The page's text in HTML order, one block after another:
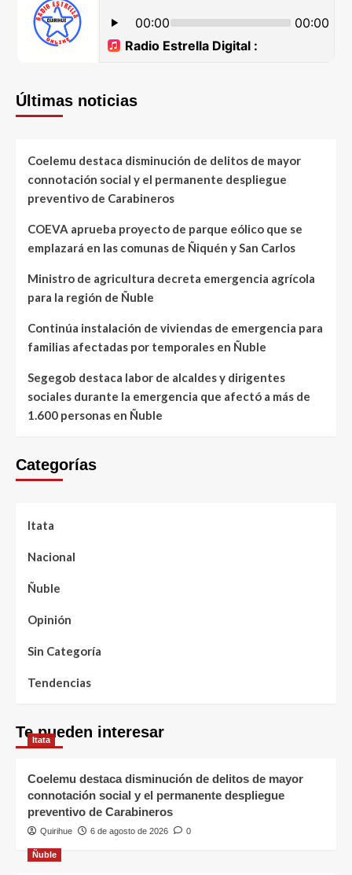
Últimas noticias
Coelemu destaca disminución de delitos de mayor
connotación social y el permanente despliegue
preventivo de Carabineros
COEVA aprueba proyecto de parque eólico que se
emplazará en las comunas de Ñiquén y San Carlos
Ministro de agricultura decreta emergencia agrícola
para la región de Ñuble
Continúa instalación de viviendas de emergencia para
familias afectadas por temporales en Ñuble
Segegob destaca labor de alcaldes y dirigentes
sociales durante la emergencia que afectó a más de
1.600 personas en Ñuble
Categorías
Itata
Nacional
Ñuble
Opinión
Sin Categoría
Tendencias
Te pueden interesar
Itata
Coelemu destaca disminución de delitos de mayor
connotación social y el permanente despliegue
preventivo de Carabineros
Quirihue 6 de agosto de 2026 0
Ñuble